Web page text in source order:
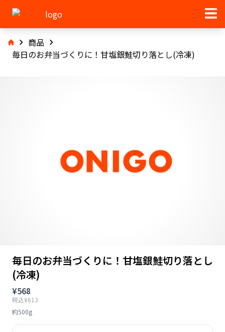
商品
毎日のお弁当づくりに！甘塩銀鮭切り落とし(冷凍)
毎日のお弁当づくりに！甘塩銀鮭切り落とし
(冷凍)
¥568
税込¥613
約500g